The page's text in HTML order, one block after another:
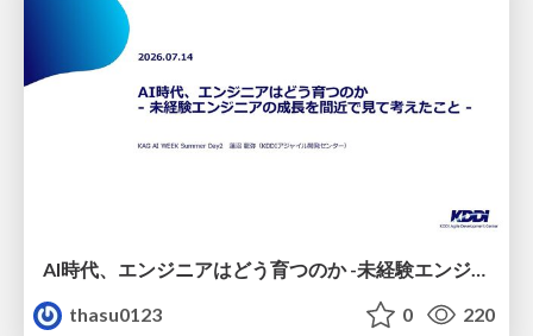
AI時代、エンジニアはどう育つのか -未経験エンジニアの成長を間近で見て考えたこと-
thasu0123
0 220